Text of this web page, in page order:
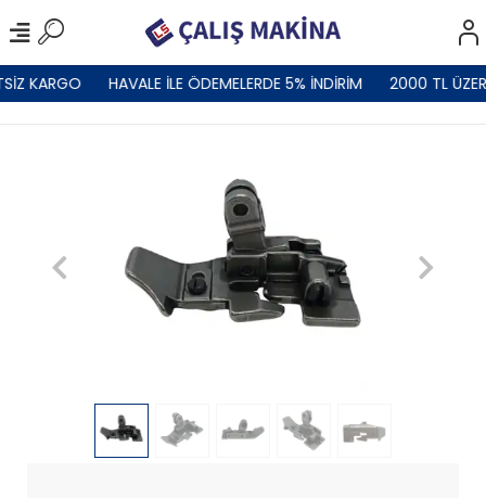
KARGO HAVALE İLE ÖDEMELERDE 5% İNDİRİM 2000 TL